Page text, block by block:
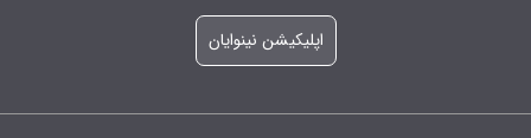
اپلیکیشن نینوایان